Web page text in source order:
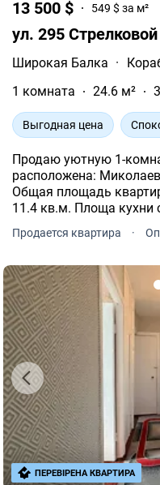
13 500 $ 549 $ за м²
ул. 295
Широкая Балка ·
1 комната
24.6 м²
Выгодная цена
Продаю уютную 1-
расположена: Миколаев,
Общая площадь квартиры 24.6 кв.м. Жилая
11.4 кв.м. Площа кухни
смежный. Есть балкон.
отопление.
Продается квартира ·
ПЕРЕВІРЕНА КВАРТИРА